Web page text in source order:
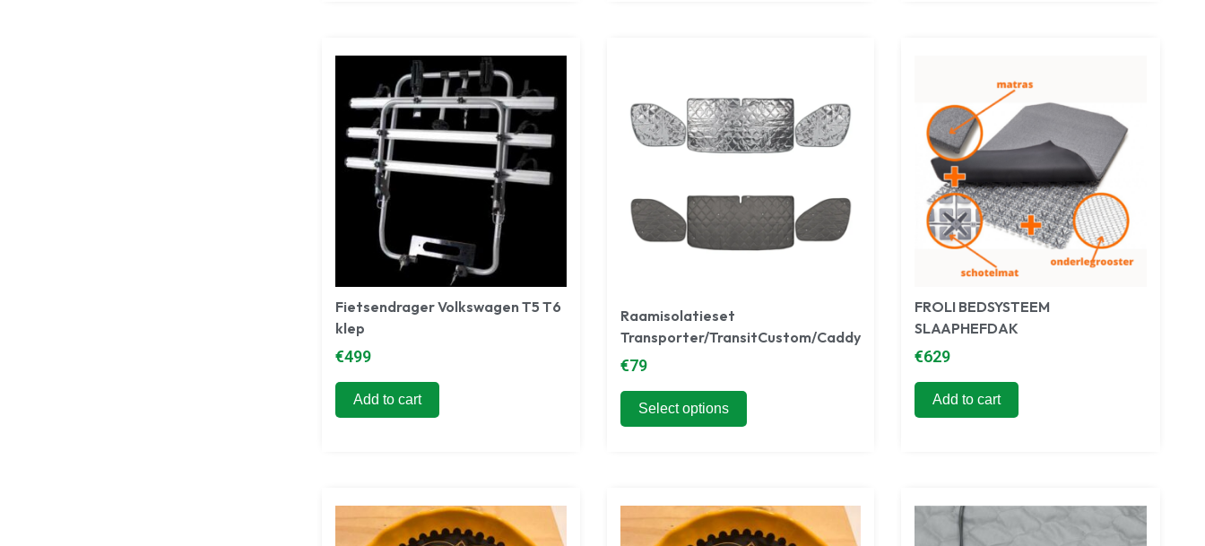
Fietsendrager Volkswagen T5 T6
klep
€499
Add to cart
Raamisolatieset
Transporter/TransitCustom/Caddy
€79
Select options
FROLI BEDSYSTEEM
SLAAPHEFDAK
€629
Add to cart